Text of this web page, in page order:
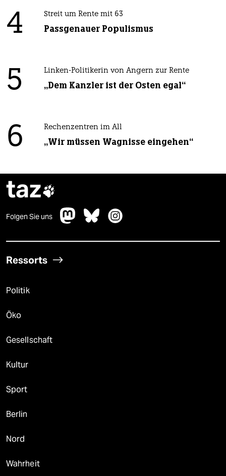
4 Streit um Rente mit 63
Passgenauer Populismus
5 Linken-Politikerin von Angern zur Rente
„Dem Kanzler ist der Osten egal“
6 Rechenzentren im All
„Wir müssen Wagnisse eingehen“
taz
Folgen Sie uns
Ressorts
Politik
Öko
Gesellschaft
Kultur
Sport
Berlin
Nord
Wahrheit